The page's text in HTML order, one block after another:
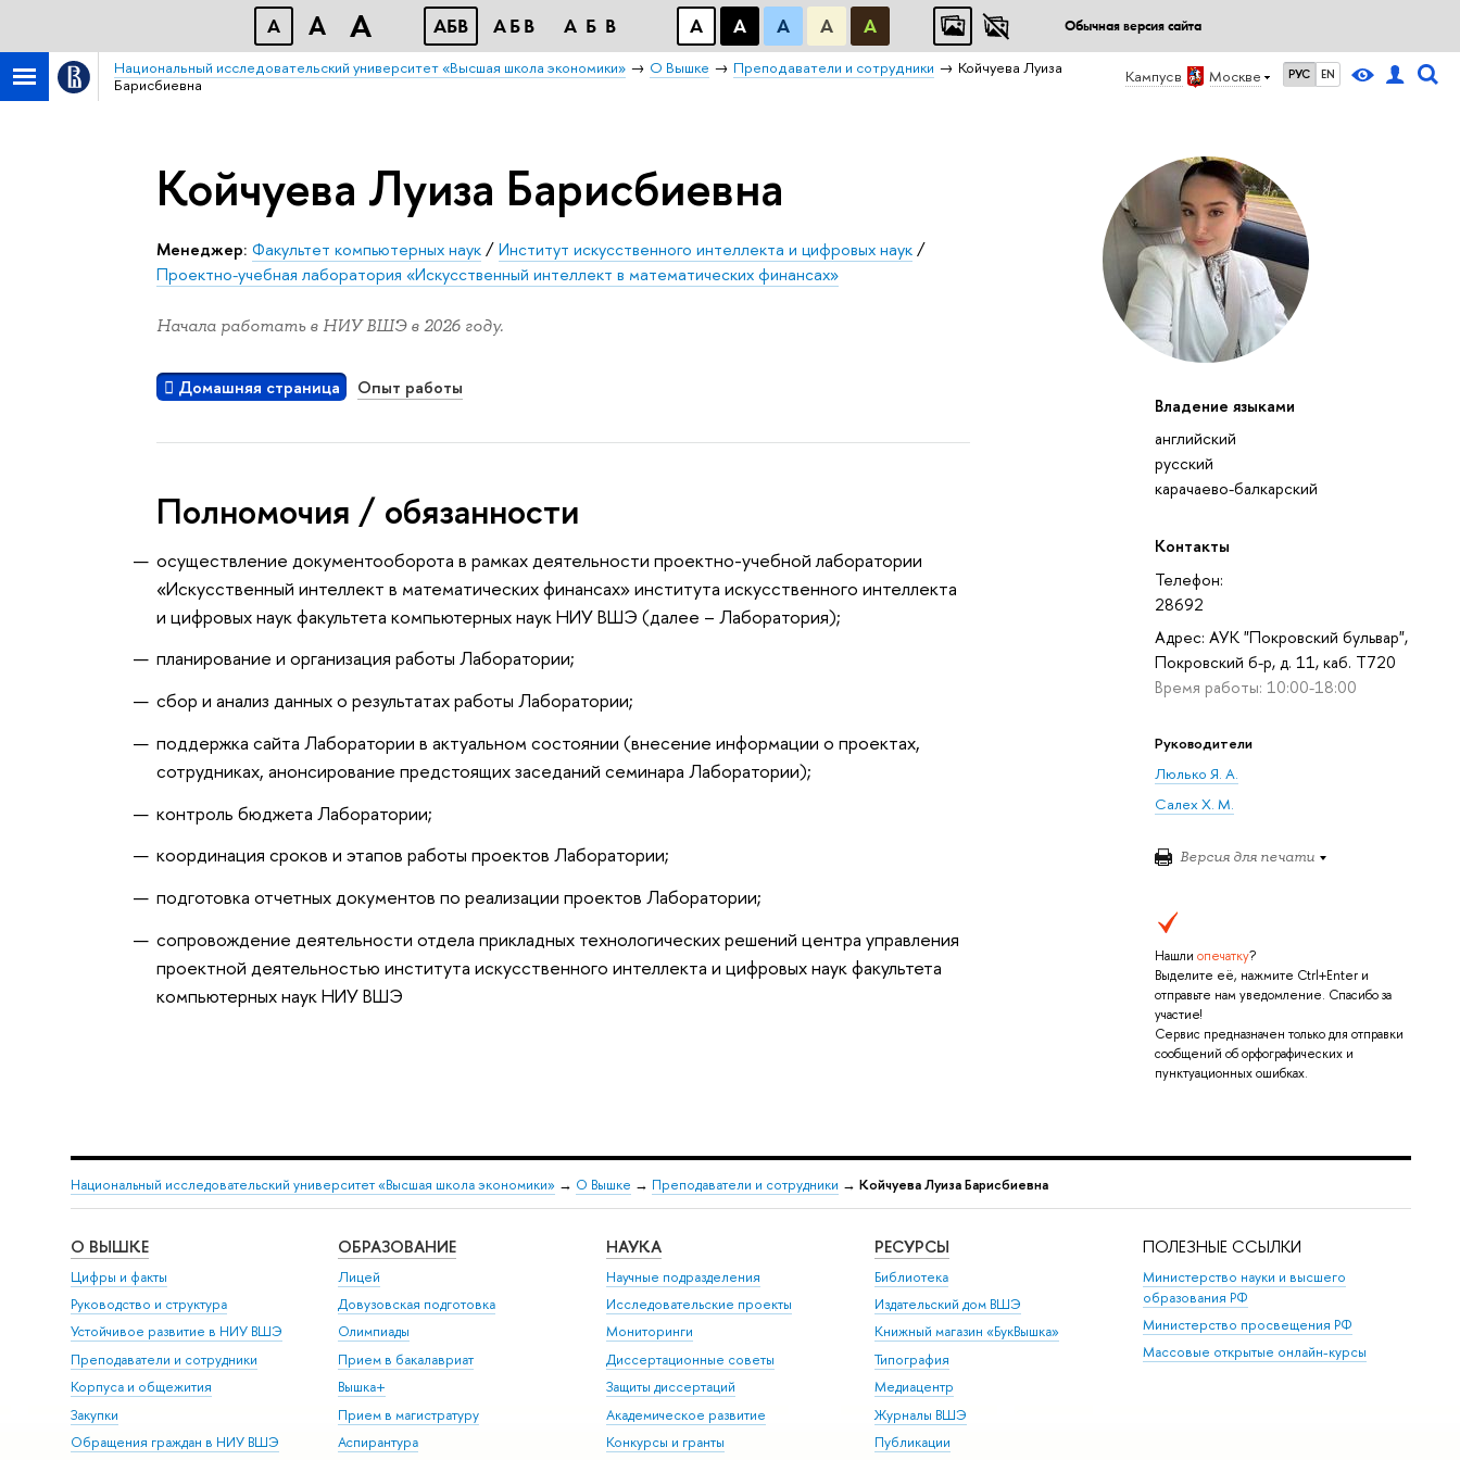
A A A АБB АБB АБB А А А А А Обычная версия сайта
Кампус в Москве РУС EN
Национальный исследовательский университет «Высшая школа экономики» О Вышке Преподаватели и сотрудники
Койчуева Луиза
Барисбиевна
Владение языками
английский
русский
карачаево-балкарский
Контакты
Телефон:
28692
Адрес: АУК "Покровский бульвар",
Покровский б-р, д. 11, каб. T720
Время работы: 10:00-18:00
Руководители
Люлько Я. А.
Салех Х. М.
Версия для печати
Нашли опечатку?
Выделите её, нажмите Ctrl+Enter и
отправьте нам уведомление. Спасибо за
участие!
Сервис предназначен только для отправки
сообщений об орфографических и
пунктуационных ошибках.
Койчуева Луиза Барисбиевна
Менеджер: Факультет компьютерных наук/Институт искусственного интеллекта и цифровых наук/
Проектно-учебная лаборатория «Искусственный интеллект в математических финансах»
Начала работать в НИУ ВШЭ в 2026 году.
Домашняя страница Опыт работы
Полномочия / обязанности
осуществление документооборота в рамках деятельности проектно-учебной лаборатории
«Искусственный интеллект в математических финансах» института искусственного интеллекта
и цифровых наук факультета компьютерных наук НИУ ВШЭ (далее – Лаборатория);
планирование и организация работы Лаборатории;
сбор и анализ данных о результатах работы Лаборатории;
поддержка сайта Лаборатории в актуальном состоянии (внесение информации о проектах,
сотрудниках, анонсирование предстоящих заседаний семинара Лаборатории);
контроль бюджета Лаборатории;
координация сроков и этапов работы проектов Лаборатории;
подготовка отчетных документов по реализации проектов Лаборатории;
сопровождение деятельности отдела прикладных технологических решений центра управления
проектной деятельностью института искусственного интеллекта и цифровых наук факультета
компьютерных наук НИУ ВШЭ
Национальный исследовательский университет «Высшая школа экономики» → О Вышке → Преподаватели и сотрудники → Койчуева Луиза Барисбиевна
О ВЫШКЕ
Цифры и факты
Руководство и структура
Устойчивое развитие в НИУ ВШЭ
Преподаватели и сотрудники
Корпуса и общежития
Закупки
Обращения граждан в НИУ ВШЭ
ОБРАЗОВАНИЕ
Лицей
Довузовская подготовка
Олимпиады
Прием в бакалавриат
Вышка+
Прием в магистратуру
Аспирантура
НАУКА
Научные подразделения
Исследовательские проекты
Мониторинги
Диссертационные советы
Защиты диссертаций
Академическое развитие
Конкурсы и гранты
РЕСУРСЫ
Библиотека
Издательский дом ВШЭ
Книжный магазин «БукВышка»
Типография
Медиацентр
Журналы ВШЭ
Публикации
ПОЛЕЗНЫЕ ССЫЛКИ
Министерство науки и высшего
образования РФ
Министерство просвещения РФ
Массовые открытые онлайн-курсы